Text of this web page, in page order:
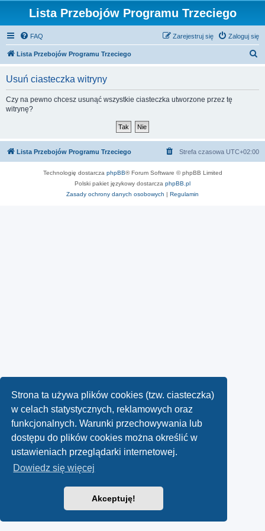
Strona ta używa plików cookies (tzw. ciasteczka)
w celach statystycznych, reklamowych oraz
funkcjonalnych. Warunki przechowywania lub
dostępu do plików cookies można określić w
ustawieniach przeglądarki internetowej.
Dowiedz się więcej
Akceptuję!
Lista Przebojów Programu Trzeciego
FAQ Zaloguj się
Zarejestruj się
Lista Przebojów Programu Trzeciego
Usuń ciasteczka witryny
Czy na pewno chcesz usunąć wszystkie ciasteczka utworzone przez tę
witrynę?
Lista Przebojów Programu Trzeciego Strefa czasowa UTC+02:00
Technologię dostarcza phpBB® Forum Software © phpBB Limited
Polski pakiet językowy dostarcza phpBB.pl
Zasady ochrony danych osobowych | Regulamin